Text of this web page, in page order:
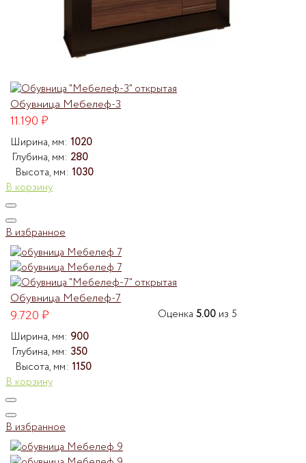
Обувница Мебелеф-3
11.190₽
Ширина, мм: 1020
Глубина, мм: 280
Высота, мм: 1030
В корзину
В избранное
Обувница Мебелеф-7
Оценка 5.00из 5
9.720₽
Ширина, мм: 900
Глубина, мм: 350
Высота, мм: 1150
В корзину
В избранное